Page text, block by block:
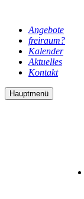
Angebote
freiraum?
Kalender
Aktuelles
Kontakt
Hauptmenü